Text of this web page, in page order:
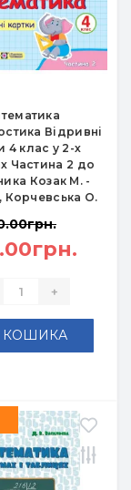
Відривні
4 клас у 2-х
Частина 2 до
Козак М. -
Корчевська О.
+
КОШИКА